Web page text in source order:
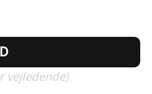
vejledende)